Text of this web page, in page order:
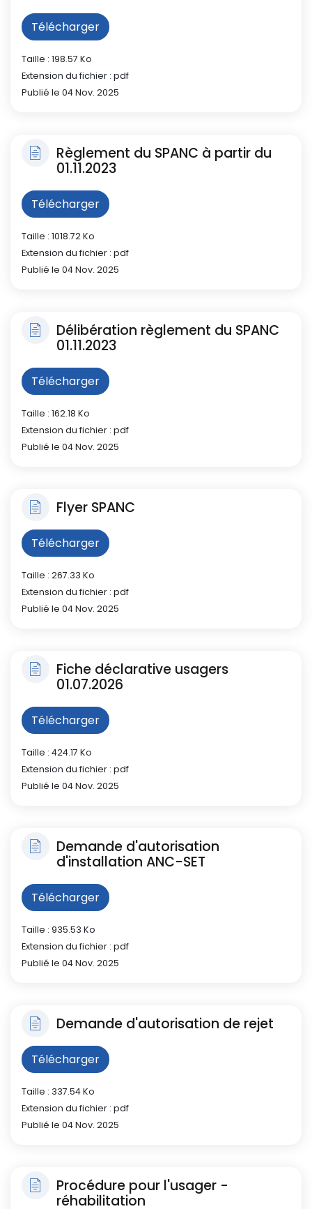
Télécharger
Taille : 198.57 Ko
Extension du fichier : pdf
Publié le 04 Nov. 2025
Règlement du SPANC à partir du
01.11.2023
Télécharger
Taille : 1018.72 Ko
Extension du fichier : pdf
Publié le 04 Nov. 2025
Délibération règlement du SPANC
01.11.2023
Télécharger
Taille : 162.18 Ko
Extension du fichier : pdf
Publié le 04 Nov. 2025
Flyer SPANC
Télécharger
Taille : 267.33 Ko
Extension du fichier : pdf
Publié le 04 Nov. 2025
Fiche déclarative usagers
01.07.2026
Télécharger
Taille : 424.17 Ko
Extension du fichier : pdf
Publié le 04 Nov. 2025
Demande d'autorisation
d'installation ANC-SET
Télécharger
Taille : 935.53 Ko
Extension du fichier : pdf
Publié le 04 Nov. 2025
Demande d'autorisation de rejet
Télécharger
Taille : 337.54 Ko
Extension du fichier : pdf
Publié le 04 Nov. 2025
Procédure pour l'usager -
réhabilitation